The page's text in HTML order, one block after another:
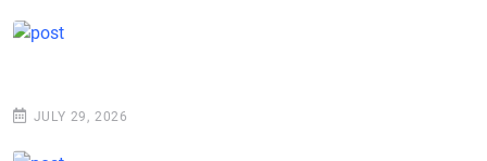
JULY 29, 2026